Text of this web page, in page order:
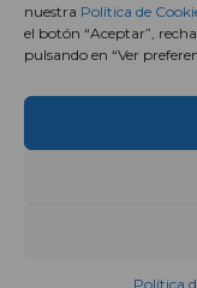
nuestra Política de
el botón “Aceptar”,
pulsando en “Ver
Política